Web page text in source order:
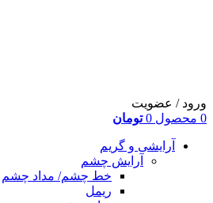
ورود / عضویت
0 محصول 0 تومان
آرایشی و گریم
آرایش چشم
خط چشم/ مداد چشم
ریمل